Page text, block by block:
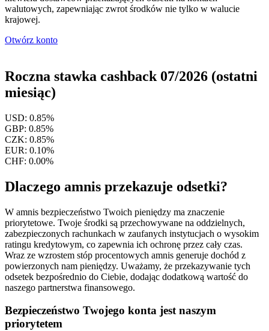
walutowych, zapewniając zwrot środków nie tylko w walucie
krajowej.
Otwórz konto
Roczna stawka cashback 07/2026 (ostatni
miesiąc)
USD: 0.85%
GBP: 0.85%
CZK: 0.85%
EUR: 0.10%
CHF: 0.00%
Dlaczego amnis przekazuje odsetki?
W amnis bezpieczeństwo Twoich pieniędzy ma znaczenie
priorytetowe. Twoje środki są przechowywane na oddzielnych,
zabezpieczonych rachunkach w zaufanych instytucjach o wysokim
ratingu kredytowym, co zapewnia ich ochronę przez cały czas.
Wraz ze wzrostem stóp procentowych amnis generuje dochód z
powierzonych nam pieniędzy. Uważamy, że przekazywanie tych
odsetek bezpośrednio do Ciebie, dodając dodatkową wartość do
naszego partnerstwa finansowego.
Bezpieczeństwo Twojego konta jest naszym
priorytetem